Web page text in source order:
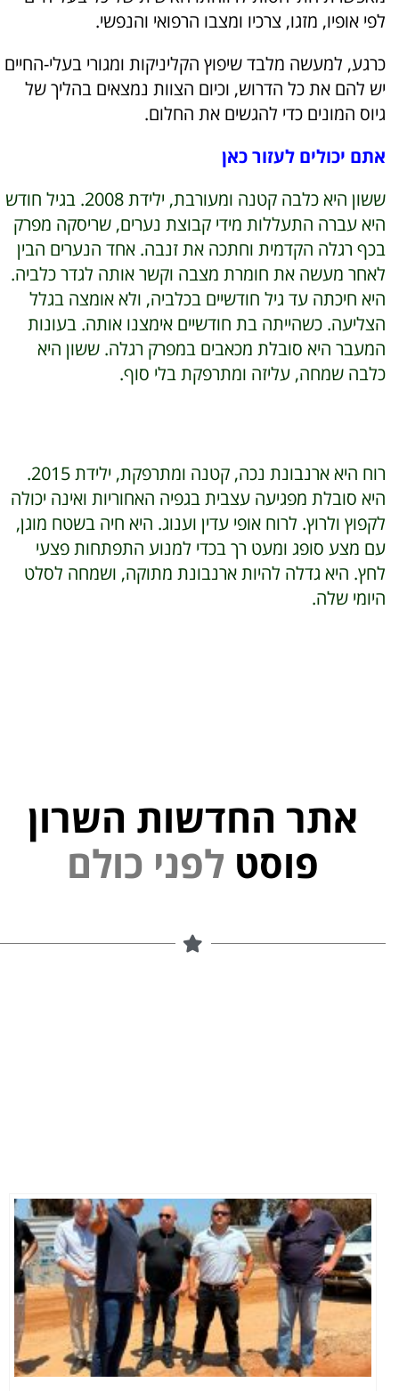
לפי אופיו, מזגו, צרכיו ומצבו הרפואי והנפשי.
כרגע, למעשה מלבד שיפוץ הקליניקות ומגורי בעלי-החיים
יש להם את כל הדרוש, וכיום הצוות נמצאים בהליך של
גיוס המונים כדי להגשים את החלום.
אתם יכולים לעזור כאן
ששון היא כלבה קטנה ומעורבת, ילידת 2008. בגיל חודש
היא עברה התעללות מידי קבוצת נערים, שריסקה מפרק
בכף רגלה הקדמית וחתכה את זנבה. אחד הנערים הבין
לאחר מעשה את חומרת מצבה וקשר אותה לגדר כלביה.
היא חיכתה עד גיל חודשיים בכלביה, ולא אומצה בגלל
הצליעה. כשהייתה בת חודשיים אימצנו אותה. בעונות
המעבר היא סובלת מכאבים במפרק רגלה. ששון היא
כלבה שמחה, עליזה ומתרפקת בלי סוף.
רוח היא ארנבונת נכה, קטנה ומתרפקת, ילידת 2015.
היא סובלת מפגיעה עצבית בגפיה האחוריות ואינה יכולה
לקפוץ ולרוץ. לרוח אופי עדין וענוג. היא חיה בשטח מוגן,
עם מצע סופג ומעט רך בכדי למנוע התפתחות פצעי
לחץ. היא גדלה להיות ארנבונת מתוקה, ושמחה לסלט
היומי שלה.
אתר החדשות השרון
פוסט
כ ולם פ